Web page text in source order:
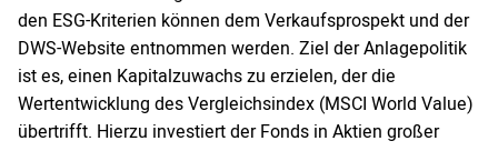
den ESG-Kriterien können dem Verkaufsprospekt und der
DWS-Website entnommen werden. Ziel der Anlagepolitik
ist es, einen Kapitalzuwachs zu erzielen, der die
Wertentwicklung des Vergleichsindex (MSCI World Value)
übertrifft. Hierzu investiert der Fonds in Aktien großer